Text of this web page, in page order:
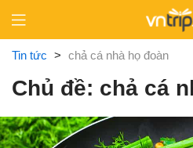
content
Tin tức > chả cá nhà họ đoàn
Chủ đề: chả cá